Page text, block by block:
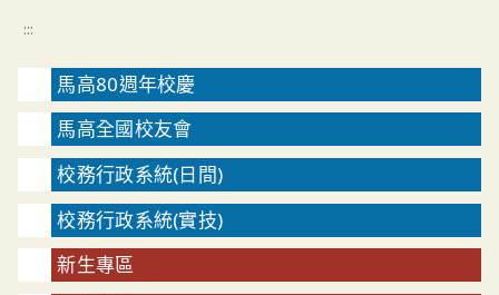
:::
馬高80週年校慶
馬高全國校友會
校務行政系統(日間)
校務行政系統(實技)
新生專區